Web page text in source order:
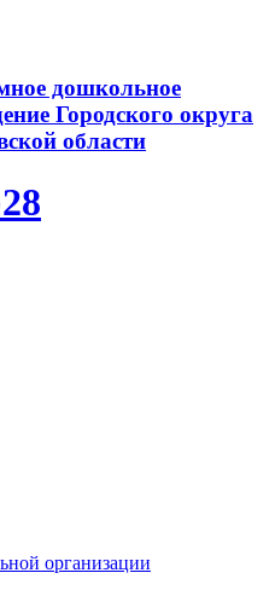
дошкольное
Городского округа
области
организации